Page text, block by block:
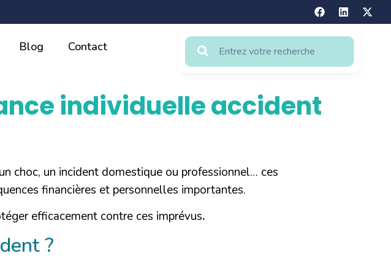
Blog Contact
individuelle accident
choc, un incident domestique ou professionnel… ces
financières et personnelles importantes.
efficacement contre ces imprévus.
?